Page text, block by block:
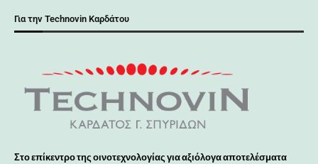
Για την Technovin Καρδάτου
Στο επίκεντρο της οινοτεχνολογίας για αξιόλογα αποτελέσματα